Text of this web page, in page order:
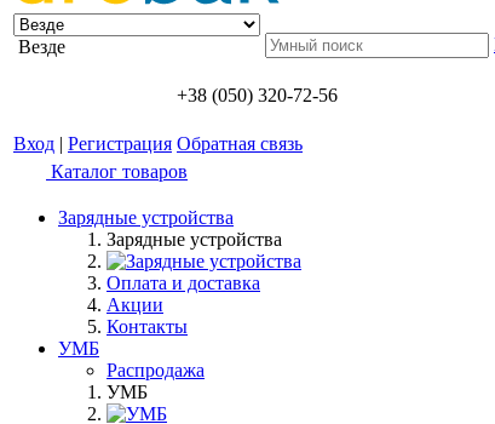
Везде
+38 (050) 320-72-56
Вход | Регистрация Обратная связь
Каталог товаров
Зарядные устройства
Зарядные устройства
Оплата и доставка
Акции
Контакты
УМБ
Распродажа
УМБ